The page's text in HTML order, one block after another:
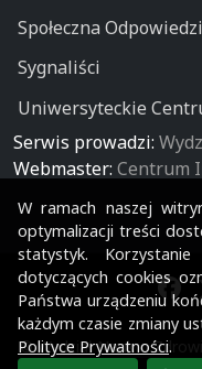
Społeczna
Sygnaliści
Uniwersyteckie
Serwis prowadzi:
Webmaster: Centrum
© Wydział Nauk o
W ramach naszej
optymalizacji treści
statystyk.
dotyczących cookies
Państwa urządzeniu
każdym czasie zmiany
Polityce Prywatności.